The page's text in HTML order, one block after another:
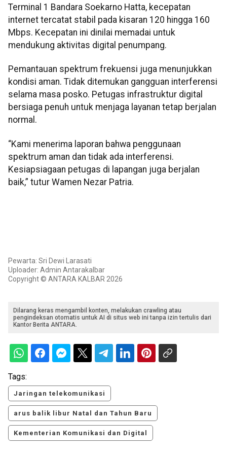
Terminal 1 Bandara Soekarno Hatta, kecepatan
internet tercatat stabil pada kisaran 120 hingga 160
Mbps. Kecepatan ini dinilai memadai untuk
mendukung aktivitas digital penumpang.
Pemantauan spektrum frekuensi juga menunjukkan
kondisi aman. Tidak ditemukan gangguan interferensi
selama masa posko. Petugas infrastruktur digital
bersiaga penuh untuk menjaga layanan tetap berjalan
normal.
“Kami menerima laporan bahwa penggunaan
spektrum aman dan tidak ada interferensi.
Kesiapsiagaan petugas di lapangan juga berjalan
baik,” tutur Wamen Nezar Patria.
Pewarta: Sri Dewi Larasati
Uploader: Admin Antarakalbar
Copyright © ANTARA KALBAR 2026
Dilarang keras mengambil konten, melakukan crawling atau
pengindeksan otomatis untuk AI di situs web ini tanpa izin tertulis dari
Kantor Berita ANTARA.
Tags:
Jaringan telekomunikasi
arus balik libur Natal dan Tahun Baru
Kementerian Komunikasi dan Digital